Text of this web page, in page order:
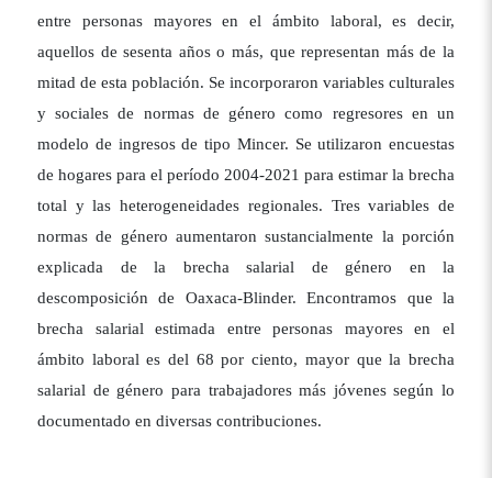
entre personas mayores en el ámbito laboral, es decir,
aquellos de sesenta años o más, que representan más de la
mitad de esta población. Se incorporaron variables culturales
y sociales de normas de género como regresores en un
modelo de ingresos de tipo Mincer. Se utilizaron encuestas
de hogares para el período 2004-2021 para estimar la brecha
total y las heterogeneidades regionales. Tres variables de
normas de género aumentaron sustancialmente la porción
explicada de la brecha salarial de género en la
descomposición de Oaxaca-Blinder. Encontramos que la
brecha salarial estimada entre personas mayores en el
ámbito laboral es del 68 por ciento, mayor que la brecha
salarial de género para trabajadores más jóvenes según lo
documentado en diversas contribuciones.